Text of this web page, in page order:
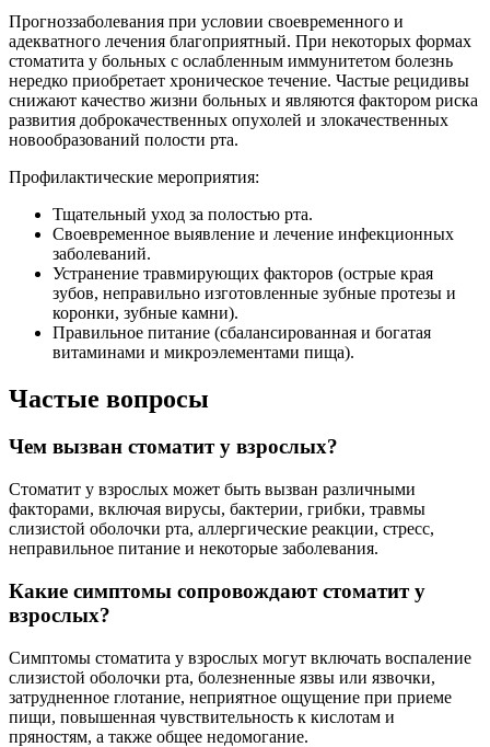
Прогноззаболевания при условии своевременного и
адекватного лечения благоприятный. При некоторых формах
стоматита у больных с ослабленным иммунитетом болезнь
нередко приобретает хроническое течение. Частые рецидивы
снижают качество жизни больных и являются фактором риска
развития доброкачественных опухолей и злокачественных
новообразований полости рта.
Профилактические мероприятия:
Тщательный уход за полостью рта.
Своевременное выявление и лечение инфекционных
заболеваний.
Устранение травмирующих факторов (острые края
зубов, неправильно изготовленные зубные протезы и
коронки, зубные камни).
Правильное питание (сбалансированная и богатая
витаминами и микроэлементами пища).
Частые вопросы
Чем вызван стоматит у взрослых?
Стоматит у взрослых может быть вызван различными
факторами, включая вирусы, бактерии, грибки, травмы
слизистой оболочки рта, аллергические реакции, стресс,
неправильное питание и некоторые заболевания.
Какие симптомы сопровождают стоматит у
взрослых?
Симптомы стоматита у взрослых могут включать воспаление
слизистой оболочки рта, болезненные язвы или язвочки,
затрудненное глотание, неприятное ощущение при приеме
пищи, повышенная чувствительность к кислотам и
пряностям, а также общее недомогание.